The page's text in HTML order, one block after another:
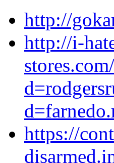
http://
http://i-
https://